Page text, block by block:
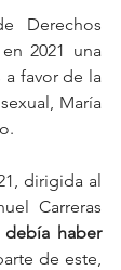
Derechos
2021 una
favor de la
María
dirigida al
Carreras
debía haber
de este,